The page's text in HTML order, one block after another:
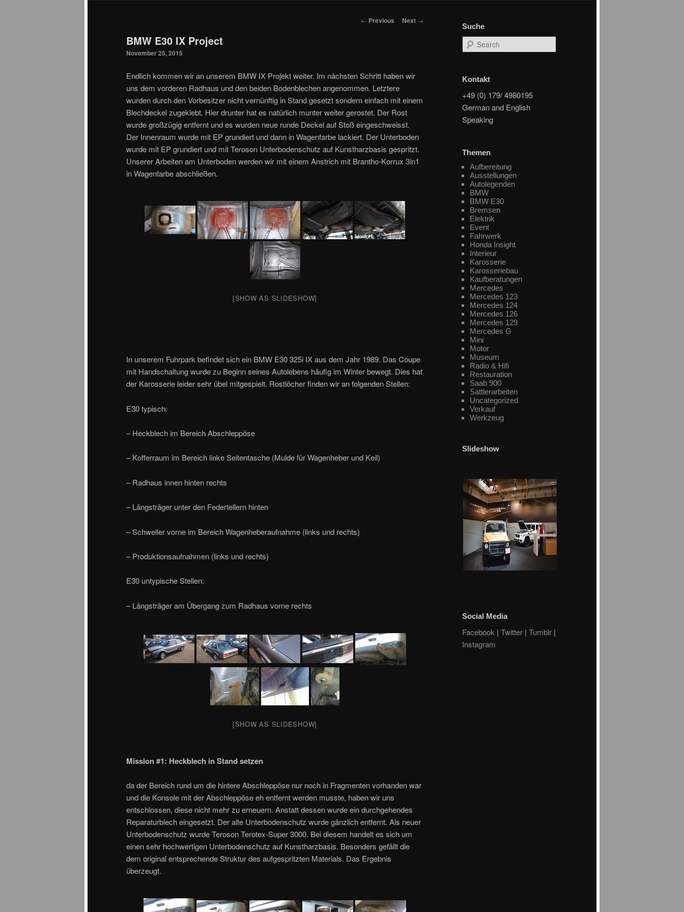
Post navigation
← Previous Next →
BMW E30 IX Project
November 25, 2015
Endlich kommen wir an unserem BMW IX Projekt weiter. Im nächsten Schritt haben wir
uns dem vorderen Radhaus und den beiden Bodenblechen angenommen. Letztere
wurden durch den Vorbesitzer nicht vernünftig in Stand gesetzt sondern einfach mit einem
Blechdeckel zugeklebt. Hier drunter hat es natürlich munter weiter gerostet. Der Rost
wurde großzügig entfernt und es wurden neue runde Deckel auf Stoß eingeschweisst.
Der Innenraum wurde mit EP grundiert und dann in Wagenfarbe lackiert. Der Unterboden
wurde mit EP grundiert und mit Teroson Unterbodenschutz auf Kunstharzbasis gespritzt.
Unserer Arbeiten am Unterboden werden wir mit einem Anstrich mit Brantho-Korrux 3in1
in Wagenfarbe abschließen.
[SHOW AS SLIDESHOW]
In unserem Fuhrpark befindet sich ein BMW E30 325i IX aus dem Jahr 1989. Das Coupe
mit Handschaltung wurde zu Beginn seines Autolebens häufig im Winter bewegt. Dies hat
der Karosserie leider sehr übel mitgespielt. Rostlöcher finden wir an folgenden Stellen:
E30 typisch:
– Heckblech im Bereich Abschleppöse
– Kofferraum im Bereich linke Seitentasche (Mulde für Wagenheber und Keil)
– Radhaus innen hinten rechts
– Längsträger unter den Federtellern hinten
– Schweller vorne im Bereich Wagenheberaufnahme (links und rechts)
– Produktionsaufnahmen (links und rechts)
E30 untypische Stellen:
– Längsträger am Übergang zum Radhaus vorne rechts
[SHOW AS SLIDESHOW]
Mission #1: Heckblech in Stand setzen
da der Bereich rund um die hintere Abschleppöse nur noch in Fragmenten vorhanden war
und die Konsole mit der Abschleppöse eh entfernt werden musste, haben wir uns
entschlossen, diese nicht mehr zu erneuern. Anstatt dessen wurde ein durchgehendes
Reparaturblech eingesetzt. Der alte Unterbodenschutz wurde gänzlich entfernt. Als neuer
Unterbodenschutz wurde Teroson Terotex-Super 3000. Bei diesem handelt es sich um
einen sehr hochwertigen Unterbodenschutz auf Kunstharzbasis. Besonders gefällt die
dem original entsprechende Struktur des aufgespritzten Materials. Das Ergebnis
überzeugt.
Suche
Search
Kontakt
+49 (0) 179/ 4980195
German and English
Speaking
Themen
Aufbereitung
Ausstellungen
Autolegenden
BMW
BMW E30
Bremsen
Elektrik
Event
Fahrwerk
Honda Insight
Interieur
Karosserie
Karosseriebau
Kaufberatungen
Mercedes
Mercedes 123
Mercedes 124
Mercedes 126
Mercedes 129
Mercedes G
Mini
Motor
Museum
Radio & Hifi
Restauration
Saab 900
Sattlerarbeiten
Uncategorized
Verkauf
Werkzeug
Slideshow
Social Media
Facebook | Twitter | Tumblr |
Instagram